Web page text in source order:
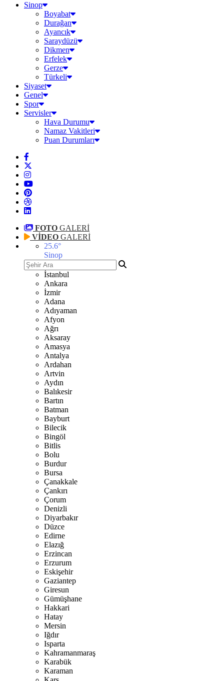
Sinop
Boyabat
Durağan
Ayancık
Saraydüzü
Dikmen
Erfelek
Gerze
Türkeli
Siyaset
Genel
Spor
Servisler
Hava Durumu
Namaz Vakitleri
Puan Durumları
FOTO GALERİ
VİDEO GALERİ
25.6°
Sinop
İstanbul
Ankara
İzmir
Adana
Adıyaman
Afyon
Ağrı
Aksaray
Amasya
Antalya
Ardahan
Artvin
Aydın
Balıkesir
Bartın
Batman
Bayburt
Bilecik
Bingöl
Bitlis
Bolu
Burdur
Bursa
Çanakkale
Çankırı
Çorum
Denizli
Diyarbakır
Düzce
Edirne
Elazığ
Erzincan
Erzurum
Eskişehir
Gaziantep
Giresun
Gümüşhane
Hakkari
Hatay
Mersin
Iğdır
Isparta
Kahramanmaraş
Karabük
Karaman